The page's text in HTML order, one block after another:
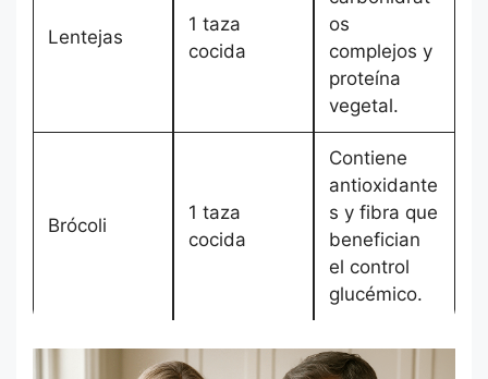
Lentejas
1 taza
cocida
os
complejos y
proteína
vegetal.
Brócoli
1 taza
cocida
Contiene
antioxidante
s y fibra que
benefician
el control
glucémico.